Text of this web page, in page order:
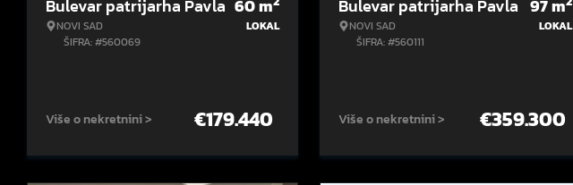
Bulevar patrijarha Pavla
NOVI SAD
ŠIFRA: #560069
60m
LOKAL
Više o nekretnini > €179.440
Bulevar patrijarha Pavla
NOVI SAD
ŠIFRA: #560111
97m
LOKAL
Više o nekretnini > €359.300